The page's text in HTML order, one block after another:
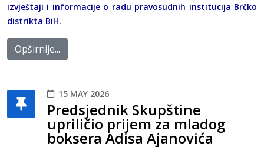
izvještaji i informacije o radu pravosudnih institucija Brčko
distrikta BiH.
Opširnije...
15 MAY 2026
Predsjednik Skupštine
upriličio prijem za mladog
boksera Adisa Ajanovića